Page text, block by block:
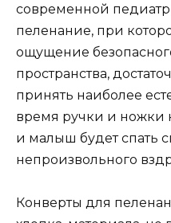
современной
пеленание, при
ощущение
пространства,
принять наиболее
время ручки и ножки
и малыш будет спать
непроизвольного
Конверты для